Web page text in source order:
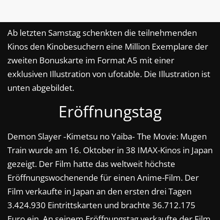
Ab letzten Samstag schenkten die teilnehmenden
Kinos den Kinobesuchern eine Million Exemplare der
zweiten Bonuskarte im Format A5 mit einer
exklusiven Illustration von ufotable. Die Illustration ist
unten abgebildet.
Eröffnungstag
Demon Slayer ‑Kimetsu no Yaiba‑ The Movie: Mugen
Train wurde am 16. Oktober in 38 IMAX-Kinos in Japan
gezeigt. Der Film hatte das weltweit höchste
Eröffnungswochenende für einen Anime-Film. Der
Film verkaufte in Japan an den ersten drei Tagen
3.424.930 Eintrittskarten und brachte 36.712.175